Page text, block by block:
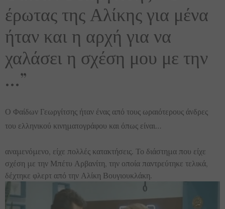
έρωτας της Αλίκης για μένα
ήταν και η αρχή για να
χαλάσει η σχέση μου με την
…”
Ο Φαίδων Γεωργίτσης ήταν ένας από τους ωραιότερους άνδρες
του ελληνικού κινηματογράφου και όπως είναι…
αναμενόμενο, είχε πολλές κατακτήσεις. Το διάστημα που είχε
σχέση με την Μπέτυ Αρβανίτη, την οποία παντρεύτηκε τελικά,
δέχτηκε φλερτ από την Αλίκη Βουγιουκλάκη.